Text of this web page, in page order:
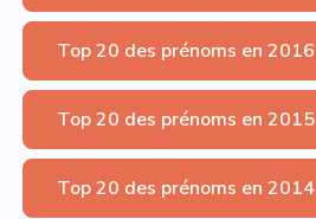
Top 20 des prénoms en 2016
Top 20 des prénoms en 2015
Top 20 des prénoms en 2014